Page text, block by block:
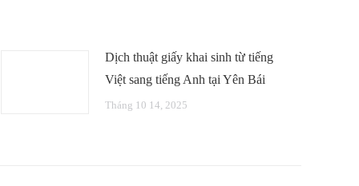
Dịch thuật giấy khai sinh từ tiếng
Việt sang tiếng Anh tại Yên Bái
Tháng 10 14, 2025